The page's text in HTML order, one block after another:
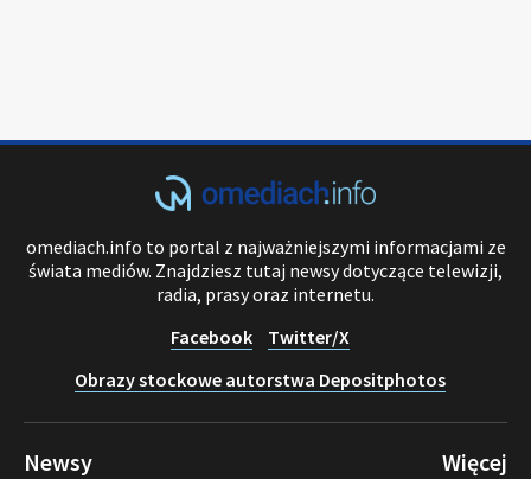
omediach.info to portal z najważniejszymi informacjami ze
świata mediów. Znajdziesz tutaj newsy dotyczące telewizji,
radia, prasy oraz internetu.
Facebook
Twitter/X
Obrazy stockowe autorstwa Depositphotos
Newsy Więcej